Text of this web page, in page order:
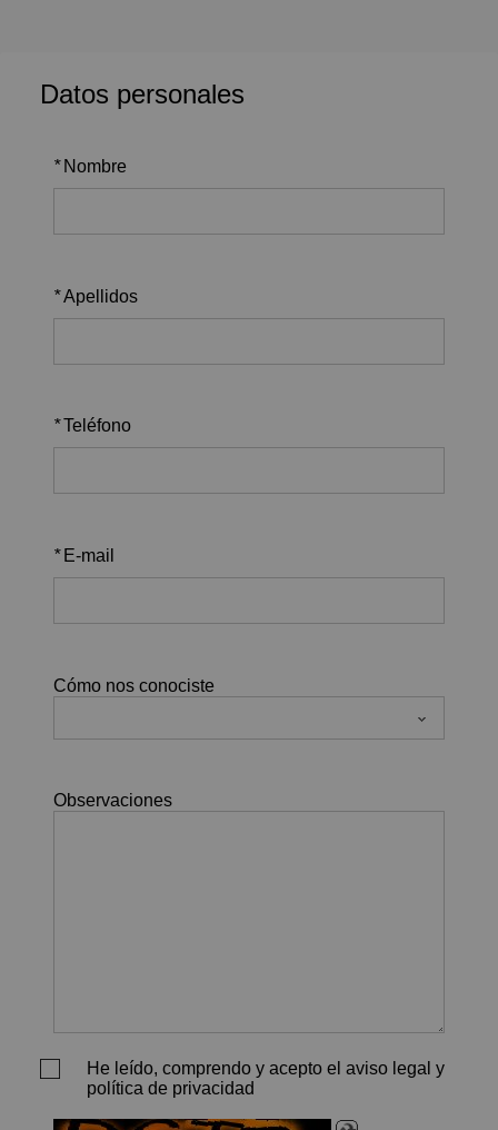
Datos personales
* Nombre
*Apellidos
*Teléfono
* E-mail
Cómo nos conociste
Observaciones
He leído, comprendo y acepto el aviso legal y
política de privacidad